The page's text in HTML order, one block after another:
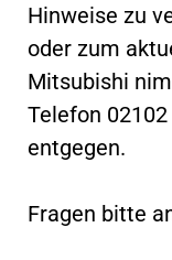
Hinweise zu
oder zum
Mitsubishi
Telefon
entgegen.
Fragen bitte